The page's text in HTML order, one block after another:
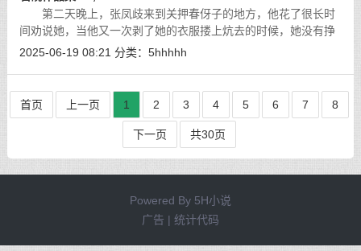
第二天晚上，张凤歧来到关押春伢子的地方，他花了很长时
间劝说她，当他又一次剥了她的衣服搂上炕去的时候，她没有挣
扎。[详细]
2025-06-19 08:21 分类： 5hhhhh
首页 上一页 1 2 3 4 5 6 7 8
下一页 共30页
Powered By 5H小说
广告 | 统计代码